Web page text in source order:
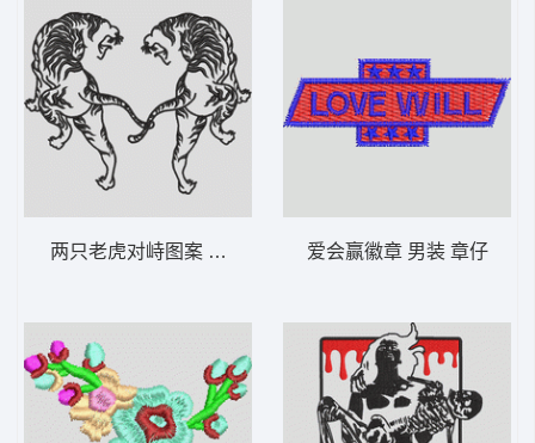
两只老虎对峙图案 老虎 爱会赢徽章 男装 章仔